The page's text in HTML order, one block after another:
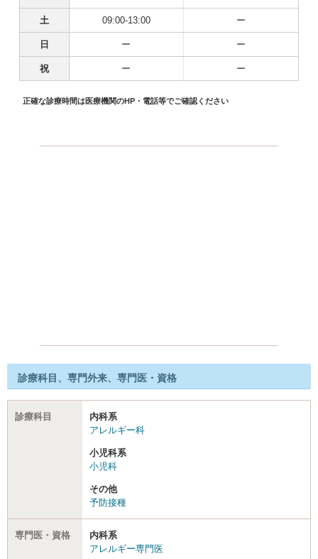
土 09:00-13:00 ー
日 ー ー
祝 ー ー
正確な診療時間は医療機関のHP・電話等でご確認ください
診療科目、専門外来、専門医・資格
診療科目
内科系
アレルギー科
小児科系
小児科
その他
予防接種
専門医・資格
内科系
アレルギー専門医